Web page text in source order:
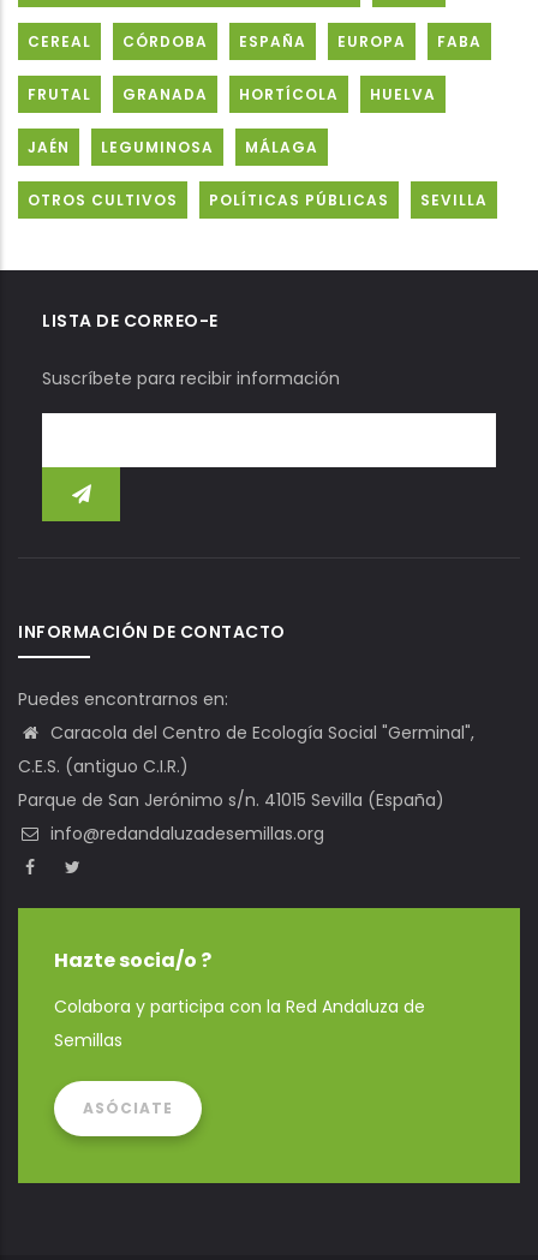
CEREAL CÓRDOBA ESPAÑA EUROPA FABA
FRUTAL GRANADA HORTÍCOLA HUELVA
JAÉN LEGUMINOSA MÁLAGA
OTROS CULTIVOS POLÍTICAS PÚBLICAS SEVILLA
LISTA DE CORREO-E
Suscríbete para recibir información
INFORMACIÓN DE CONTACTO
Puedes encontrarnos en:
Caracola del Centro de Ecología Social "Germinal",
C.E.S. (antiguo C.I.R.)
Parque de San Jerónimo s/n. 41015 Sevilla (España)
info@redandaluzadesemillas.org
Hazte socia/o ?
Colabora y participa con la Red Andaluza de
Semillas
ASÓCIATE